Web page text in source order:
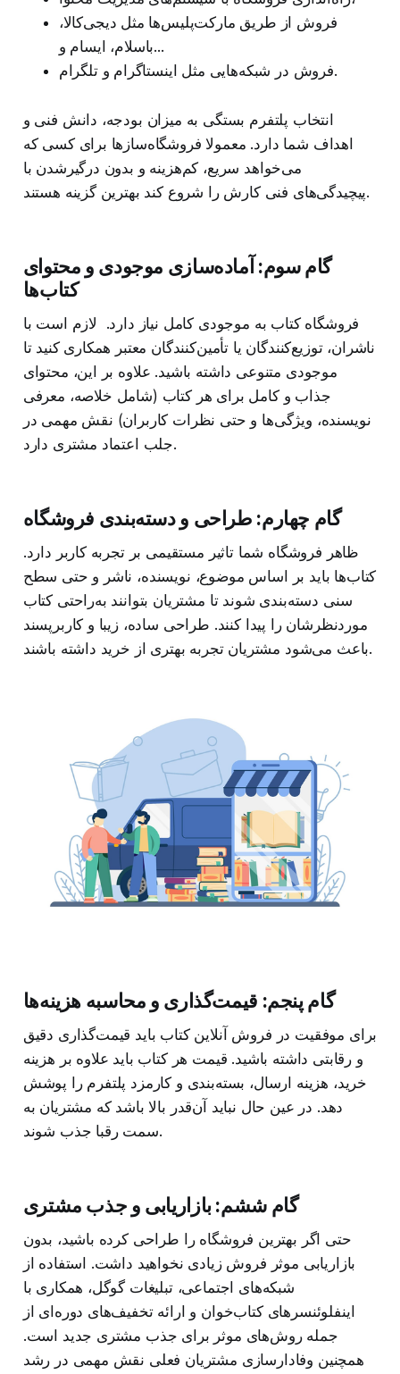
فروش از طریق مارکت‌پلیس‌ها مثل دیجی‌کالا،
باسلام، ایسام و...
فروش در شبکه‌هایی مثل اینستاگرام و تلگرام.
انتخاب پلتفرم بستگی به میزان بودجه، دانش فنی و
اهداف شما دارد. معمولا فروشگاه‌سازها برای کسی که
می‌خواهد سریع، کم‌هزینه و بدون درگیرشدن با
پیچیدگی‌های فنی کارش را شروع کند بهترین گزینه هستند.
گام سوم: آماده‌سازی موجودی و محتوای
کتاب‌ها
فروشگاه کتاب به موجودی کامل نیاز دارد. لازم است با
ناشران، توزیع‌کنندگان یا تأمین‌کنندگان معتبر همکاری کنید تا
موجودی متنوعی داشته باشید. علاوه بر این، محتوای
جذاب و کامل برای هر کتاب (شامل خلاصه، معرفی
نویسنده، ویژگی‌ها و حتی نظرات کاربران) نقش مهمی در
جلب اعتماد مشتری دارد.
گام چهارم: طراحی و دسته‌بندی فروشگاه
ظاهر فروشگاه شما تاثیر مستقیمی بر تجربه کاربر دارد.
کتاب‌ها باید بر اساس موضوع، نویسنده، ناشر و حتی سطح
سنی دسته‌بندی شوند تا مشتریان بتوانند به‌راحتی کتاب
موردنظرشان را پیدا کنند. طراحی ساده، زیبا و کاربرپسند
باعث می‌شود مشتریان تجربه بهتری از خرید داشته باشند.
گام پنجم: قیمت‌گذاری و محاسبه هزینه‌ها
برای موفقیت در فروش آنلاین کتاب باید قیمت‌گذاری دقیق
و رقابتی داشته باشید. قیمت هر کتاب باید علاوه بر هزینه
خرید، هزینه ارسال، بسته‌بندی و کارمزد پلتفرم را پوشش
دهد. در عین حال نباید آن‌قدر بالا باشد که مشتریان به
سمت رقبا جذب شوند.
گام ششم: بازاریابی و جذب مشتری
حتی اگر بهترین فروشگاه را طراحی کرده باشید، بدون
بازاریابی موثر فروش زیادی نخواهید داشت. استفاده از
شبکه‌های اجتماعی، تبلیغات گوگل، همکاری با
اینفلوئنسرهای کتاب‌خوان و ارائه تخفیف‌های دوره‌ای از
جمله روش‌های موثر برای جذب مشتری جدید است.
همچنین وفادارسازی مشتریان فعلی نقش مهمی در رشد